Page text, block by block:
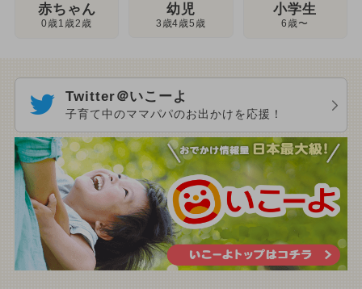
赤ちゃん
0歳1歳2歳
幼児
3歳4歳5歳
小学生
6歳〜
Twitter＠いこーよ
子育て中のママパパのお出かけを応援！